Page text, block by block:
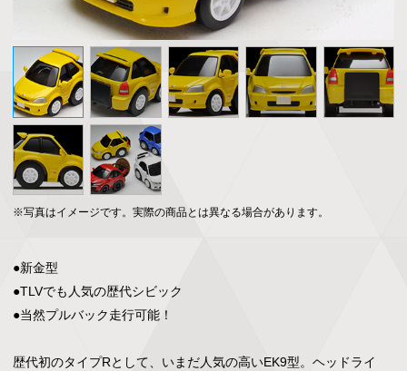
※写真はイメージです。実際の商品とは異なる場合があります。
●新金型
●TLVでも人気の歴代シビック
●当然プルバック走行可能！
歴代初のタイプRとして、いまだ人気の高いEK9型。ヘッドライ